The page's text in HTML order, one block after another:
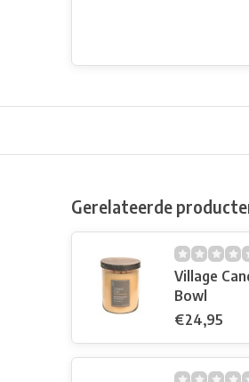
Gerelateerde
Village
Bowl
€24,95